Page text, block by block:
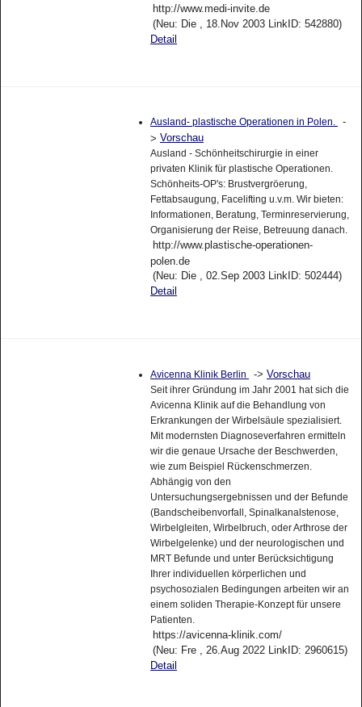
http://www.medi-invite.de
(Neu: Die , 18.Nov 2003 LinkID: 542880)
Detail
Ausland- plastische Operationen in Polen. -
> Vorschau
Ausland - Schönheitschirurgie in einer
privaten Klinik für plastische Operationen.
Schönheits-OP's: Brustvergröerung,
Fettabsaugung, Facelifting u.v.m. Wir bieten:
Informationen, Beratung, Terminreservierung,
Organisierung der Reise, Betreuung danach.
http://www.plastische-operationen-
polen.de
(Neu: Die , 02.Sep 2003 LinkID: 502444)
Detail
Avicenna Klinik Berlin -> Vorschau
Seit ihrer Gründung im Jahr 2001 hat sich die
Avicenna Klinik auf die Behandlung von
Erkrankungen der Wirbelsäule spezialisiert.
Mit modernsten Diagnoseverfahren ermitteln
wir die genaue Ursache der Beschwerden,
wie zum Beispiel Rückenschmerzen.
Abhängig von den
Untersuchungsergebnissen und der Befunde
(Bandscheibenvorfall, Spinalkanalstenose,
Wirbelgleiten, Wirbelbruch, oder Arthrose der
Wirbelgelenke) und der neurologischen und
MRT Befunde und unter Berücksichtigung
Ihrer individuellen körperlichen und
psychosozialen Bedingungen arbeiten wir an
einem soliden Therapie-Konzept für unsere
Patienten.
https://avicenna-klinik.com/
(Neu: Fre , 26.Aug 2022 LinkID: 2960615)
Detail